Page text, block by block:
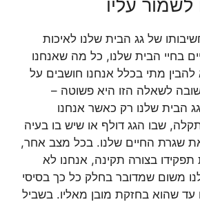
לשמור עליו
של גג הבית שלנו לאיכות
בחיי הבית שלנו, כל מה שאנחנו
להבין מתי בכלל אנחנו חושבים על
לשאלה הזו היא פשוטה –
הבית שלנו רק כאשר אנחנו
שבו הגג דולף או שיש בו בעיה
שגרת החיים שלנו. בכל מצב אחר,
בצורה תקינה, אנחנו לא
משום שמדובר בחלק כל כך בסיסי
עד שהוא בחזקת מובן מאליו. בשביל